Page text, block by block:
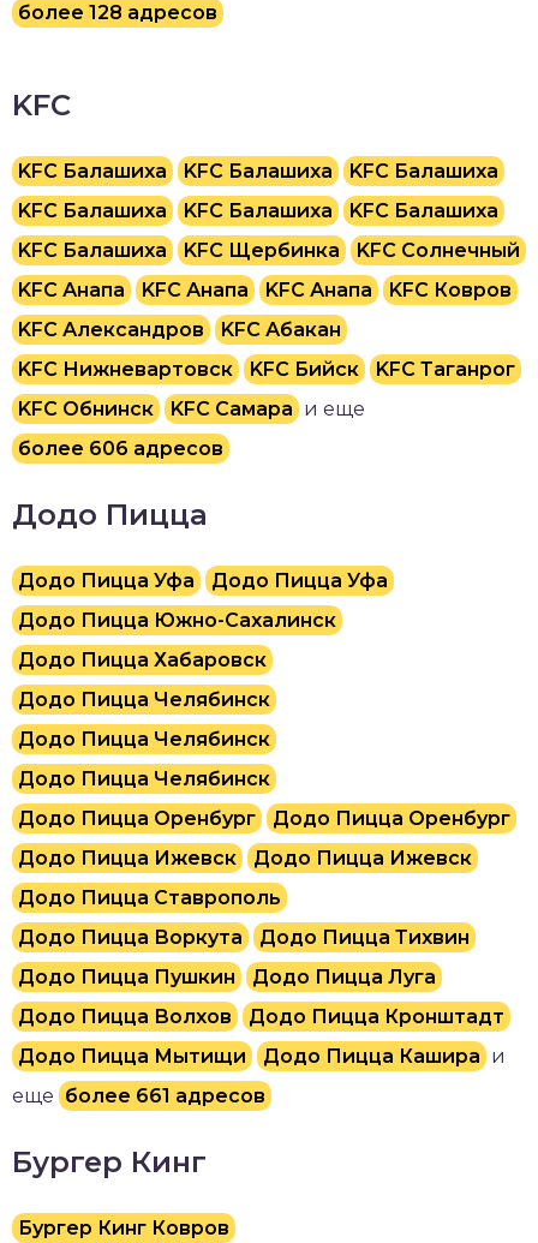
более 128 адресов
KFC
KFC Балашиха KFC Балашиха
KFC Балашиха
KFC Балашиха
KFC Балашиха
KFC Балашиха
KFC Балашиха
KFC Щербинка
KFC Солнечный
KFC Анапа
KFC Анапа KFC Анапа
KFC Ковров
KFC Александров
KFC Абакан
KFC Нижневартовск
KFC Бийск
KFC Таганрог
KFC Обнинск
KFC Самара и еще
более 606 адресов
Додо Пицца
Додо Пицца Уфа
Додо Пицца Уфа
Додо Пицца Южно-Сахалинск
Додо Пицца Хабаровск
Додо Пицца Челябинск
Додо Пицца Челябинск
Додо Пицца Челябинск
Додо Пицца Оренбург
Додо Пицца Оренбург
Додо Пицца Ижевск
Додо Пицца Ижевск
Додо Пицца Ставрополь
Додо Пицца Воркута
Додо Пицца Тихвин
Додо Пицца Пушкин
Додо Пицца Луга
Додо Пицца Волхов
Додо Пицца Кронштадт
Додо Пицца Мытищи
Додо Пицца Кашира и
еще более 661 адресов
Бургер Кинг
Бургер Кинг Ковров